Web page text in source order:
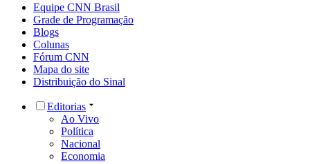
Equipe CNN Brasil
Grade de Programação
Blogs
Colunas
Fórum CNN
Mapa do site
Distribuição do Sinal
Editorias
Ao Vivo
Política
Nacional
Economia